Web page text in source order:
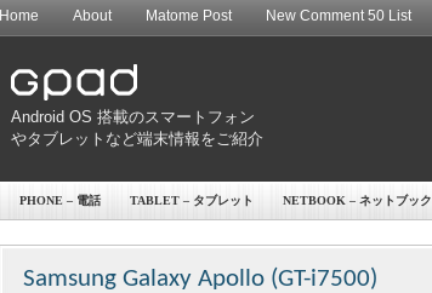
Home About Matome Post New Comment 50 List
Android OS 搭載のスマートフォン
やタブレットなど端末情報をご紹介
PHONE – 電話 TABLET – タブレット NETBOOK – ネットブック
Samsung Galaxy Apollo (GT-i7500)